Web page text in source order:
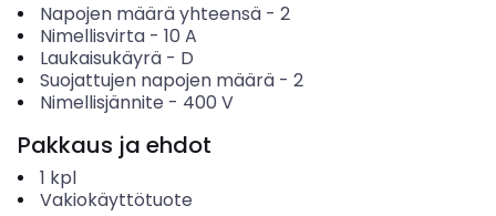
Napojen määrä yhteensä- 2
Nimellisvirta- 10 A
Laukaisukäyrä- D
Suojattujen napojen määrä- 2
Nimellisjännite - 400 V
Pakkaus ja ehdot
1 kpl
Vakiokäyttötuote